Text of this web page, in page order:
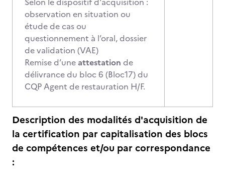
observation en situation ou
étude de cas ou
questionnement à l’oral, dossier
de validation (VAE)
Remise d’une attestation de
délivrance du bloc 6 (Bloc17) du
CQP Agent de restauration H/F.
Description des modalités d'acquisition de
la certification par capitalisation des blocs
de compétences et/ou par correspondance
: